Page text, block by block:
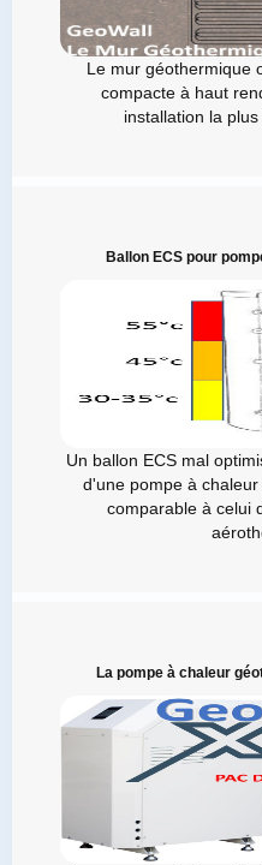
Le mur géothermique
compacte à haut
installation la
Ballon ECS pour
Un ballon ECS mal
d'une pompe à
comparable à celui
La pompe à chaleur